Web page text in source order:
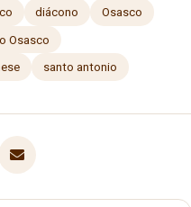
diácono Osasco
Osasco
santo antonio